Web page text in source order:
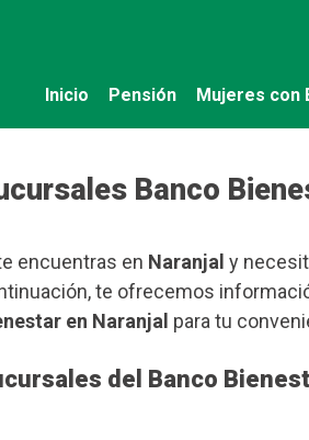
Inicio Pensión Mujeres con
Banco
encuentras en Naranjal y
te ofrecemos
en Naranjal para tu
del Banco